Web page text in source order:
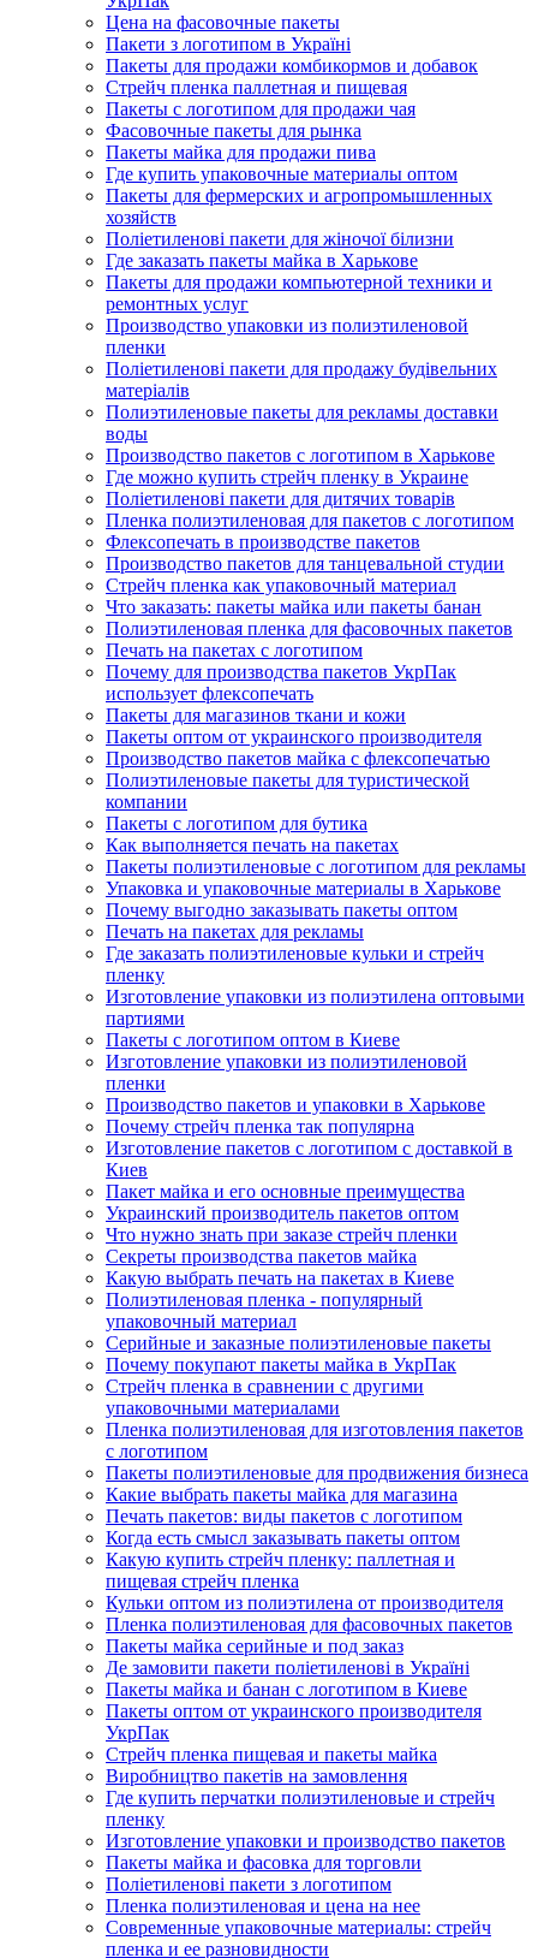
Цена на фасовочные пакеты
Пакети з логотипом в Україні
Пакеты для продажи комбикормов и добавок
Стрейч пленка паллетная и пищевая
Пакеты с логотипом для продажи чая
Фасовочные пакеты для рынка
Пакеты майка для продажи пива
Где купить упаковочные материалы оптом
Пакеты для фермерских и агропромышленных
хозяйств
Поліетиленові пакети для жіночої білизни
Где заказать пакеты майка в Харькове
Пакеты для продажи компьютерной техники и
ремонтных услуг
Производство упаковки из полиэтиленовой
пленки
Поліетиленові пакети для продажу будівельних
матеріалів
Полиэтиленовые пакеты для рекламы доставки
воды
Производство пакетов с логотипом в Харькове
Где можно купить стрейч пленку в Украине
Поліетиленові пакети для дитячих товарів
Пленка полиэтиленовая для пакетов с логотипом
Флексопечать в производстве пакетов
Производство пакетов для танцевальной студии
Стрейч пленка как упаковочный материал
Что заказать: пакеты майка или пакеты банан
Полиэтиленовая пленка для фасовочных пакетов
Печать на пакетах с логотипом
Почему для производства пакетов УкрПак
использует флексопечать
Пакеты для магазинов ткани и кожи
Пакеты оптом от украинского производителя
Производство пакетов майка с флексопечатью
Полиэтиленовые пакеты для туристической
компании
Пакеты с логотипом для бутика
Как выполняется печать на пакетах
Пакеты полиэтиленовые с логотипом для рекламы
Упаковка и упаковочные материалы в Харькове
Почему выгодно заказывать пакеты оптом
Печать на пакетах для рекламы
Где заказать полиэтиленовые кульки и стрейч
пленку
Изготовление упаковки из полиэтилена оптовыми
партиями
Пакеты с логотипом оптом в Киеве
Изготовление упаковки из полиэтиленовой
пленки
Производство пакетов и упаковки в Харькове
Почему стрейч пленка так популярна
Изготовление пакетов с логотипом с доставкой в
Киев
Пакет майка и его основные преимущества
Украинский производитель пакетов оптом
Что нужно знать при заказе стрейч пленки
Секреты производства пакетов майка
Какую выбрать печать на пакетах в Киеве
Полиэтиленовая пленка - популярный
упаковочный материал
Серийные и заказные полиэтиленовые пакеты
Почему покупают пакеты майка в УкрПак
Стрейч пленка в сравнении с другими
упаковочными материалами
Пленка полиэтиленовая для изготовления пакетов
с логотипом
Пакеты полиэтиленовые для продвижения бизнеса
Какие выбрать пакеты майка для магазина
Печать пакетов: виды пакетов с логотипом
Когда есть смысл заказывать пакеты оптом
Какую купить стрейч пленку: паллетная и
пищевая стрейч пленка
Кульки оптом из полиэтилена от производителя
Пленка полиэтиленовая для фасовочных пакетов
Пакеты майка серийные и под заказ
Де замовити пакети поліетиленові в Україні
Пакеты майка и банан с логотипом в Киеве
Пакеты оптом от украинского производителя
УкрПак
Стрейч пленка пищевая и пакеты майка
Виробництво пакетів на замовлення
Где купить перчатки полиэтиленовые и стрейч
пленку
Изготовление упаковки и производство пакетов
Пакеты майка и фасовка для торговли
Поліетиленові пакети з логотипом
Пленка полиэтиленовая и цена на нее
Современные упаковочные материалы: стрейч
пленка и ее разновидности